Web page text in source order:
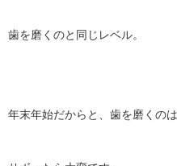
歯を磨くのと同じレベル。
年末年始だからと、歯を磨くの